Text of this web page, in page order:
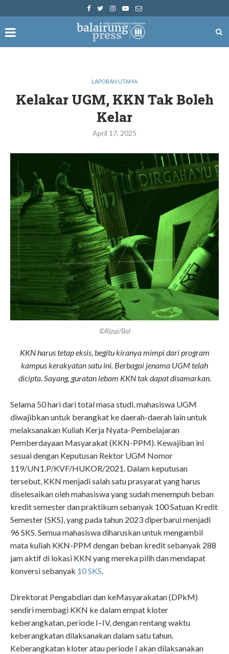
LAPORAN UTAMA
Kelakar UGM, KKN Tak Boleh
Kelar
April 17, 2025
©Rizqi/Bal
KKN harus tetap eksis, begitu kiranya mimpi dari program
kampus kerakyatan satu ini. Berbagai jenama UGM telah
dicipta. Sayang, guratan lebam KKN tak dapat disamarkan.
Selama 50 hari dari total masa studi, mahasiswa UGM
diwajibkan untuk berangkat ke daerah-daerah lain untuk
melaksanakan Kuliah Kerja Nyata-Pembelajaran
Pemberdayaan Masyarakat (KKN-PPM). Kewajiban ini
sesuai dengan Keputusan Rektor UGM Nomor
119/UN1.P/KVF/HUKOR/2021. Dalam keputusan
tersebut, KKN menjadi salah satu prasyarat yang harus
diselesaikan oleh mahasiswa yang sudah menempuh beban
kredit semester dan praktikum sebanyak 100 Satuan Kredit
Semester (SKS), yang pada tahun 2023 diperbarui menjadi
96 SKS. Semua mahasiswa diharuskan untuk mengambil
mata kuliah KKN-PPM dengan beban kredit sebanyak 288
jam aktif di lokasi KKN yang mereka pilih dan mendapat
konversi sebanyak 10 SKS.
Direktorat Pengabdian dan keMasyarakatan (DPkM)
sendiri membagi KKN ke dalam empat kloter
keberangkatan, periode I–IV, dengan rentang waktu
keberangkatan dilaksanakan dalam satu tahun.
Keberangkatan kloter atau periode I akan dilaksanakan